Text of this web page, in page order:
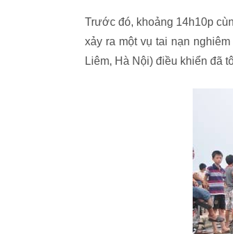
Trước đó, khoảng 14h10p
xảy ra một vụ tai nạn
Liêm, Hà Nội) điều khiển đã